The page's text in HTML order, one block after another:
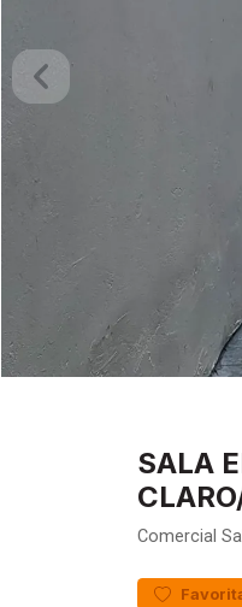
SALA
Comercial